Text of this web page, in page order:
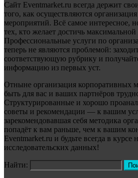
Сайт Eventmarket.ru всегда держит
того, как осуществляются
мероприятий. Всё самое интересное,
тех, кто желает достичь
Профессиональные услуги по
теперь не являются проблемой:
соответствующую рубрику и
информацию из первых уст.
Отныне организация корпоративных
быть для вас и ваших партнёров
Структурированные и хорошо
советы и рекомендации — к вашим
зарекомендовавшая себя методика
попадёт к вам раньше, чем к вашим
Eventmarket.ru и будьте всегда в
исследовательских данных!
Найти: